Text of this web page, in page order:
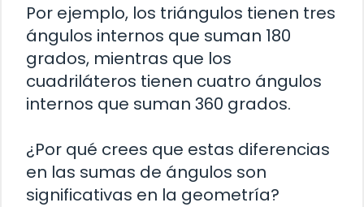
Por ejemplo, los triángulos tienen tres
ángulos internos que suman 180
grados, mientras que los
cuadriláteros tienen cuatro ángulos
internos que suman 360 grados.
¿Por qué crees que estas diferencias
en las sumas de ángulos son
significativas en la geometría?